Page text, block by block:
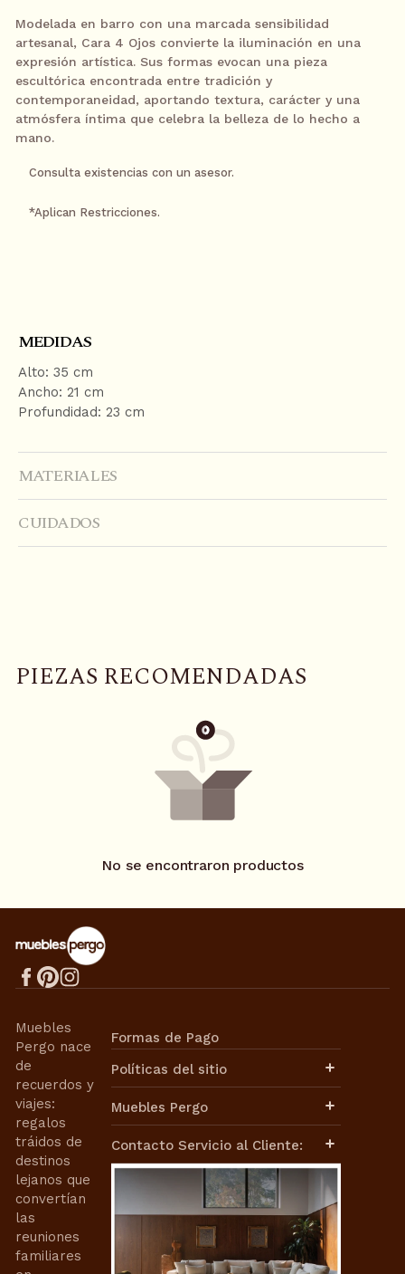
12 meses sin intereses* $674.25/mes
18 meses sin intereses
Pagando a través de PayPal
$449.50 /mes
Pagando con tarjeta Banamex a
Modelada en barro con una marcada sensibilidad
artesanal, Cara 4 Ojos convierte la iluminación en una
expresión artística. Sus formas evocan una pieza
escultórica encontrada entre tradición y
contemporaneidad, aportando textura, carácter y una
atmósfera íntima que celebra la belleza de lo hecho a
mano.
Consulta existencias con un asesor.
*Aplican Restricciones.
MEDIDAS
Alto: 35 cm
Ancho: 21 cm
Profundidad: 23 cm
MATERIALES
CUIDADOS
PIEZAS RECOMENDADAS
No se encontraron productos
Muebles
Pergo nace
de
recuerdos y
viajes:
regalos
tráidos de
destinos
lejanos que
convertían
las
reuniones
familiares
Formas de Pago
Políticas del sitio
Términos de Uso
Muebles Pergo
Cambios y Devoluciones
Facturación
Nuestra Historia
Aviso de Privacidad
Contrato de Compra-Venta
Términos de Uso
Contacto Servicio al Cliente:
Contacto de Ventas:
ventasweb@mueblespergo.com
Whatsapp: